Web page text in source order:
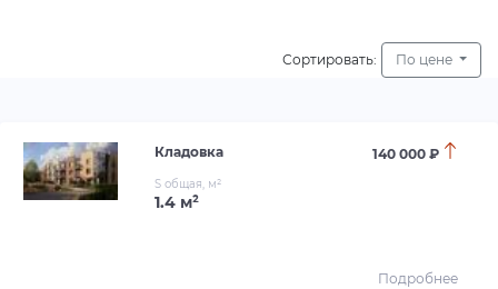
Сортировать: По цене
Кладовка 140 000 ₽
S общая, м²
1.4 м²
Подробнее